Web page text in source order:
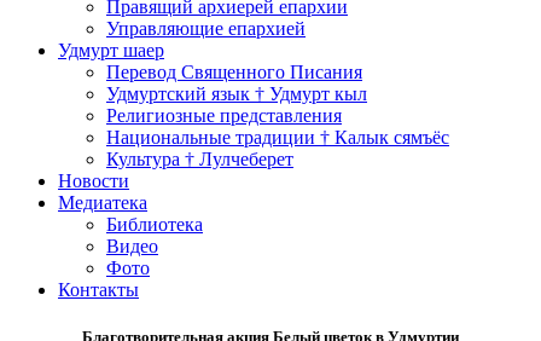
Правящий архиерей епархии
Управляющие епархией
Удмурт шаер
Перевод Священного Писания
Удмуртский язык † Удмурт кыл
Религиозные представления
Национальные традиции † Калык сямъёс
Культура † Лулчеберет
Новости
Медиатека
Библиотека
Видео
Фото
Контакты
Благотворительная акция Белый цветок в Удмуртии